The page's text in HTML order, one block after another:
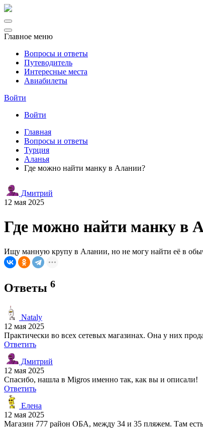
Главное меню
Вопросы и ответы
Путеводитель
Интересные места
Авиабилеты
Войти
Войти
Главная
Вопросы и ответы
Турция
Аланья
Где можно найти манку в Алании?
Дмитрий
12 мая 2025
Где можно найти манку в
Ищу манную крупу в Алании, но не могу найти её в
Ответы 6
Nataly
12 мая 2025
Практически во всех сетевых магазинах. Она у них
Ответить
Дмитрий
12 мая 2025
Спасибо, нашла в Migros именно так, как вы и описали!
Ответить
Елена
12 мая 2025
Магазин 777 район ОБА, между 34 и 35 пляжем. Там